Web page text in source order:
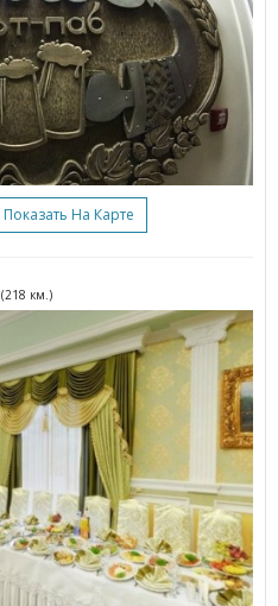
Показать На Карте
(218 км.)